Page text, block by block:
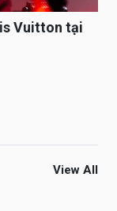
Vuitton tại
View All